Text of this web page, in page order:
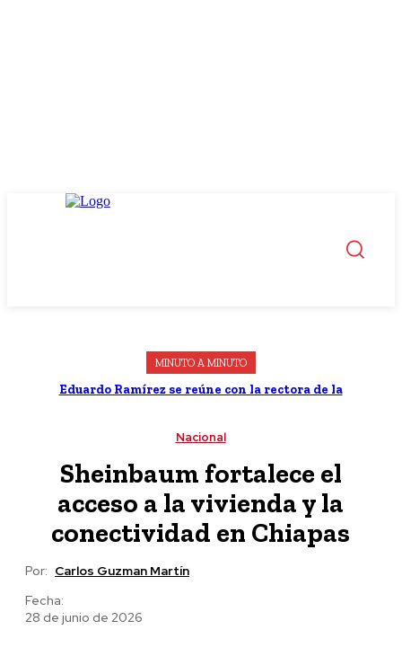
MINUTO A MINUTO
Eduardo Ramírez se reúne con la rectora de la
Nacional
Sheinbaum fortalece el
acceso a la vivienda y la
conectividad en Chiapas
Por: Carlos Guzman Martín
Fecha:
28 de junio de 2026